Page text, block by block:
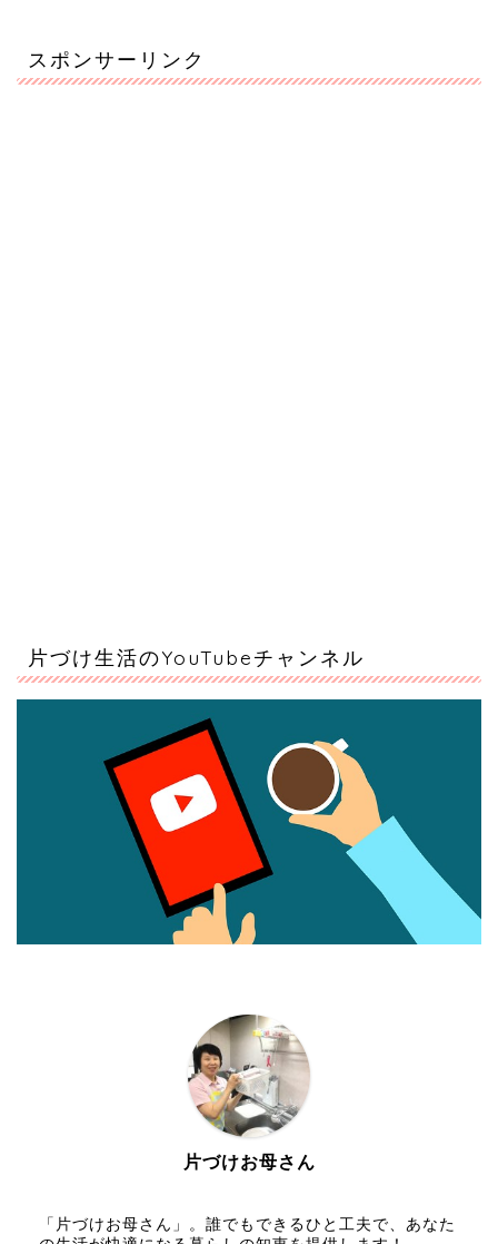
スポンサーリンク
片づけ生活のYouTubeチャンネル
片づけお母さん
「片づけお母さん」。誰でもできるひと工夫で、あなた